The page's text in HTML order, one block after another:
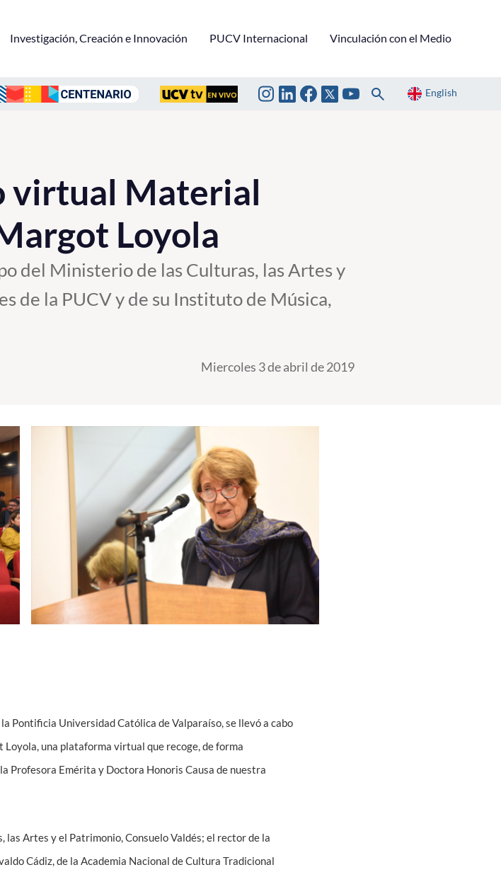
Investigación, Creación e Innovación PUCV Internacional Vinculación con el Medio
English
virtual Material
Loyola
del Ministerio de las Culturas, las Artes y
de la PUCV y de su Instituto de Música,
Miercoles 3 de abril de 2019
Pontificia Universidad Católica de Valparaíso, se llevó a cabo
una plataforma virtual que recoge, de forma
Profesora Emérita y Doctora Honoris Causa de nuestra
Artes y el Patrimonio, Consuelo Valdés; el rector de la
Cádiz, de la Academia Nacional de Cultura Tradicional